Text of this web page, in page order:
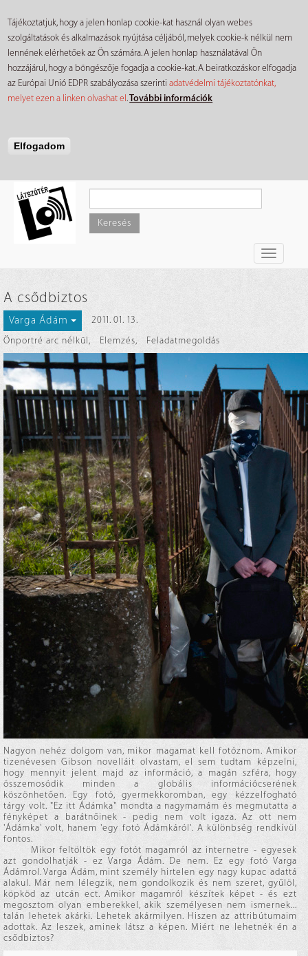
Tájékoztatjuk, hogy a jelen honlap cookie-kat használ olyan webes
szolgáltatások és alkalmazások nyújtása céljából, melyek cookie-k nélkül nem
lennének elérhetőek az Ön számára. A jelen honlap használatával Ön
hozzájárul, hogy a böngészője fogadja a cookie-kat. A beiratkozáskor elfogadja
az Európai Unió EDPR szabályozása szerintiadatvédelmi tájékoztatónkat,
melyet ezen a linken olvashat el.További információk
Elfogadom
tartalomra
Keresés
Toggle
A csődbiztos
Varga Ádám
2011. 01. 13.
Önportré arc nélkül , Elemzés, Feladatmegoldás
Nagyon nehéz dolgom van, mikor magamat kell fotóznom. Amikor
tizenévesen Gibson novelláit olvastam, el sem tudtam képzelni,
hogy mennyit jelent majd az információ, a magán szféra, hogy
összemosódik minden a globális információcserének
köszönhetően. Egy fotó, gyermekkoromban, egy kézzelfogható
tárgy volt. "Ez itt Ádámka" mondta a nagymamám és megmutatta a
fényképet a barátnőinek - pedig nem volt igaza. Az ott nem
'Ádámka' volt, hanem 'egy fotó Ádámkáról'. A különbség rendkívül
fontos.
Mikor feltöltök egy fotót magamról az internetre - egyesek
azt gondolhatják - ez Varga Ádám. De nem. Ez egy fotó Varga
Ádámrol. Varga Ádám, mint személy hirtelen egy nagy kupac adattá
alakul. Már nem lélegzik, nem gondolkozik és nem szeret, gyűlöl,
köpköd az utcán ect. Amikor magamról készítek képet - és ezt
megosztom olyan emberekkel, akik személyesen nem ismernek...
talán lehetek akárki. Lehetek akármilyen. Hiszen az attribútumaim
adottak. Az leszek, aminek látsz a képen. Miért ne lehetnék én a
csődbiztos?